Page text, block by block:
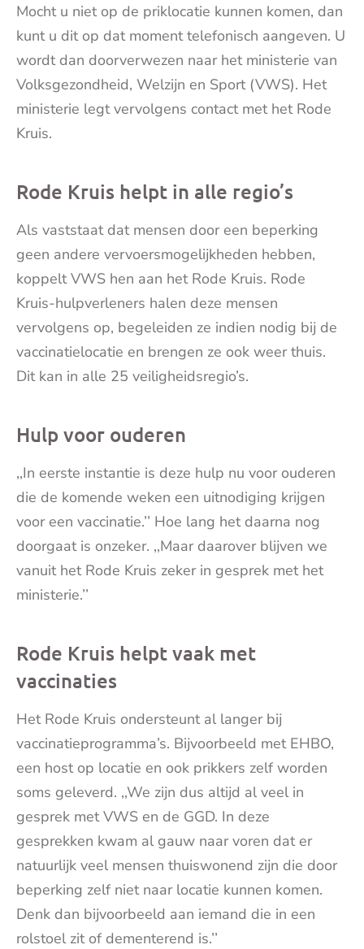
Mocht u niet op de priklocatie kunnen komen, dan
kunt u dit op dat moment telefonisch aangeven. U
wordt dan doorverwezen naar het ministerie van
Volksgezondheid, Welzijn en Sport (VWS). Het
ministerie legt vervolgens contact met het Rode
Kruis.
Rode Kruis helpt in alle regio’s
Als vaststaat dat mensen door een beperking
geen andere vervoersmogelijkheden hebben,
koppelt VWS hen aan het Rode Kruis. Rode
Kruis-hulpverleners halen deze mensen
vervolgens op, begeleiden ze indien nodig bij de
vaccinatielocatie en brengen ze ook weer thuis.
Dit kan in alle 25 veiligheidsregio’s.
Hulp voor ouderen
,,In eerste instantie is deze hulp nu voor ouderen
die de komende weken een uitnodiging krijgen
voor een vaccinatie.’’ Hoe lang het daarna nog
doorgaat is onzeker. ,,Maar daarover blijven we
vanuit het Rode Kruis zeker in gesprek met het
ministerie.’’
Rode Kruis helpt vaak met
vaccinaties
Het Rode Kruis ondersteunt al langer bij
vaccinatieprogramma’s. Bijvoorbeeld met EHBO,
een host op locatie en ook prikkers zelf worden
soms geleverd. ,,We zijn dus altijd al veel in
gesprek met VWS en de GGD. In deze
gesprekken kwam al gauw naar voren dat er
natuurlijk veel mensen thuiswonend zijn die door
beperking zelf niet naar locatie kunnen komen.
Denk dan bijvoorbeeld aan iemand die in een
rolstoel zit of dementerend is.’’